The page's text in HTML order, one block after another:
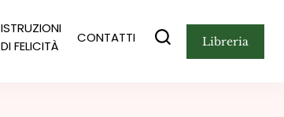
ISTRUZIONI
DI FELICITÀ
CONTATTI libreria